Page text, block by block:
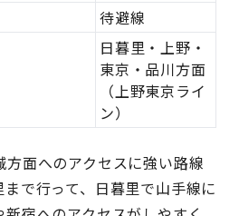
待避線
日暮里・上野・
東京・品川方面
（上野東京ライ
ン）
面へのアクセスに強い路線
で行って、日暮里で山手線に